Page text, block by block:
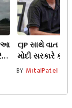
આ
CJP સાથે વાત
મોદી સરકારે
BY MitalPatel